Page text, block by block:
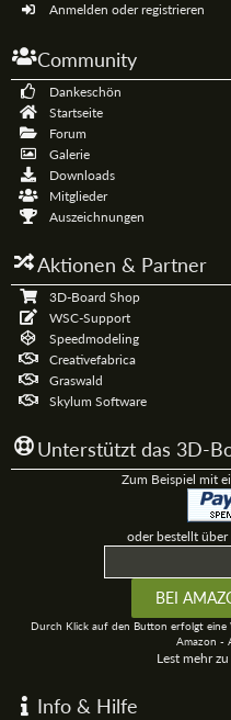
Anmelden oder registrieren
Community
Dankeschön
Startseite
Forum
Galerie
Downloads
Mitglieder
Auszeichnungen
Aktionen & Partner
3D-Board Shop
WSC-Support
Speedmodeling
Creativefabrica
Graswald
Skylum Software
Unterstützt das 3D-
Zum Beispiel mit
oder bestellt
Durch Klick auf den Button erfolgt eine
Amazon -
Lest mehr
Info & Hilfe